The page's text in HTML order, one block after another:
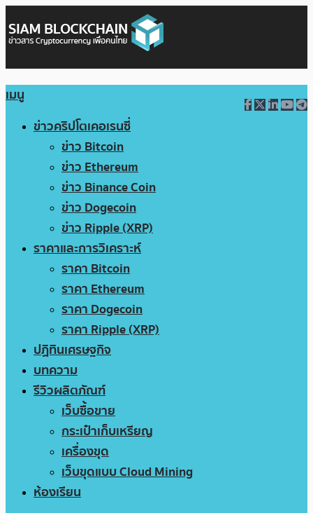
เมนู
ข่าวคริปโตเคอเรนซี่
ข่าว Bitcoin
ข่าว Ethereum
ข่าว Binance Coin
ข่าว Dogecoin
ข่าว Ripple (XRP)
ราคาและการวิเคราะห์
ราคา Bitcoin
ราคา Ethereum
ราคา Dogecoin
ราคา Ripple (XRP)
ปฏิทินเศรษฐกิจ
บทความ
รีวิวผลิตภัณฑ์
เว็บซื้อขาย
กระเป๋าเก็บเหรียญ
เครื่องขุด
เว็บขุดแบบ Cloud Mining
ห้องเรียน